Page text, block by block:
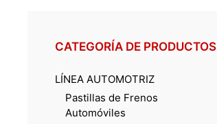
CATEGORÍA DE PRODUCTOS
LÍNEA AUTOMOTRIZ
Pastillas de Frenos
Automóviles